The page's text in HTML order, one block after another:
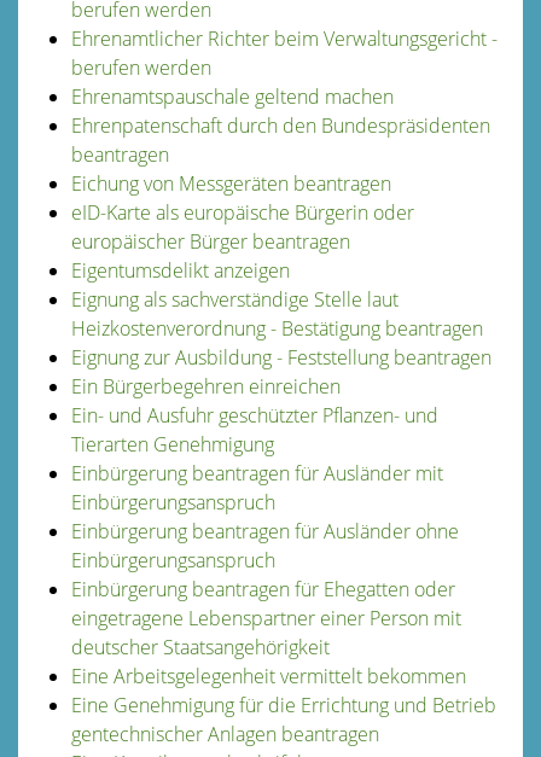
berufen werden
Ehrenamtlicher Richter beim Verwaltungsgericht -
berufen werden
Ehrenamtspauschale geltend machen
Ehrenpatenschaft durch den Bundespräsidenten
beantragen
Eichung von Messgeräten beantragen
eID-Karte als europäische Bürgerin oder
europäischer Bürger beantragen
Eigentumsdelikt anzeigen
Eignung als sachverständige Stelle laut
Heizkostenverordnung - Bestätigung beantragen
Eignung zur Ausbildung - Feststellung beantragen
Ein Bürgerbegehren einreichen
Ein- und Ausfuhr geschützter Pflanzen- und
Tierarten Genehmigung
Einbürgerung beantragen für Ausländer mit
Einbürgerungsanspruch
Einbürgerung beantragen für Ausländer ohne
Einbürgerungsanspruch
Einbürgerung beantragen für Ehegatten oder
eingetragene Lebenspartner einer Person mit
deutscher Staatsangehörigkeit
Eine Arbeitsgelegenheit vermittelt bekommen
Eine Genehmigung für die Errichtung und Betrieb
gentechnischer Anlagen beantragen